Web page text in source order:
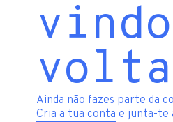
volta
Ainda não fazes parte da
Cria a tua conta e junta-te